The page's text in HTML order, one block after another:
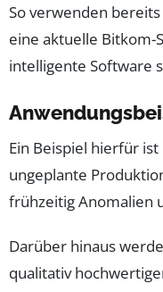
So verwenden
eine aktuelle Bitkom-
intelligente Software
Ein Beispiel hierfür
ungeplante
frühzeitig Anomalien
Darüber hinaus
qualitativ